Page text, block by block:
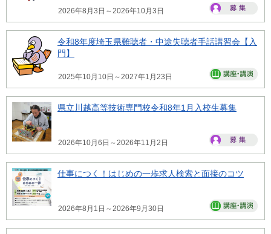
2026年8月3日～2026年10月3日
令和8年度埼玉県難聴者・中途失聴者手話講習会【入
門】
2025年10月10日～2027年1月23日
県立川越高等技術専門校令和8年1月入校生募集
2026年10月6日～2026年11月2日
仕事につく！はじめの一歩求人検索と面接のコツ
2026年8月1日～2026年9月30日